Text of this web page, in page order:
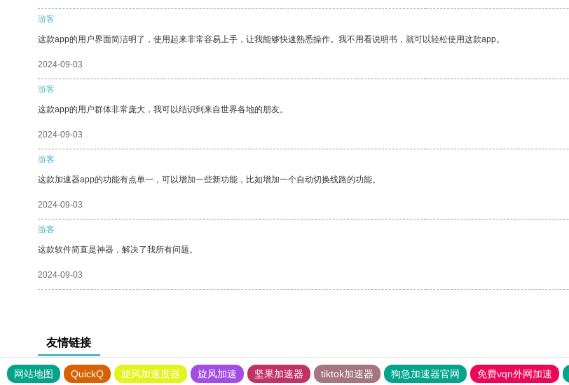
游客
这款app的用户界面简洁明了，使用起来非常容易上手，让我能够快速熟悉操作。我不用看说明书，就可以轻松使用这款app。
2024-09-03
游客
这款app的用户群体非常庞大，我可以结识到来自世界各地的朋友。
2024-09-03
游客
这款加速器app的功能有点单一，可以增加一些新功能，比如增加一个自动切换线路的功能。
2024-09-03
游客
这款软件简直是神器，解决了我所有问题。
2024-09-03
友情链接
网站地图 QuickQ 旋风加速度器 旋风加速 坚果加速器 tiktok加速器 狗急加速器官网 免费vqn外网加速